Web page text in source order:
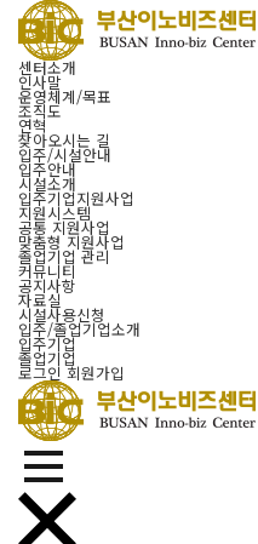
센터소개
인사말
운영체계/목표
조직도
연혁
찾아오시는 길
입주/시설안내
입주안내
시설소개
입주기업지원사업
지원시스템
공통 지원사업
맞춤형 지원사업
졸업기업 관리
커뮤니티
공지사항
자료실
시설사용신청
입주/졸업기업소개
입주기업
졸업기업
로그인 회원가입